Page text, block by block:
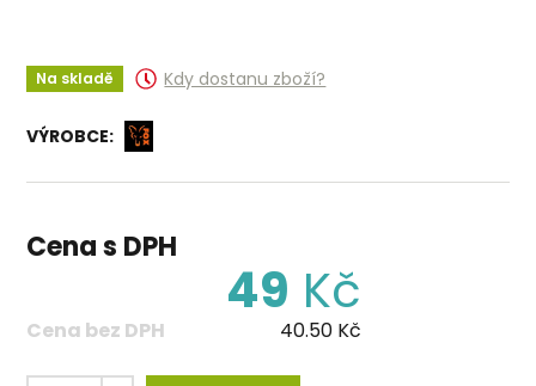
Na skladě Kdy dostanu zboží?
VÝROBCE:
Cena s DPH
49 Kč
Cena bez DPH 40.50 Kč